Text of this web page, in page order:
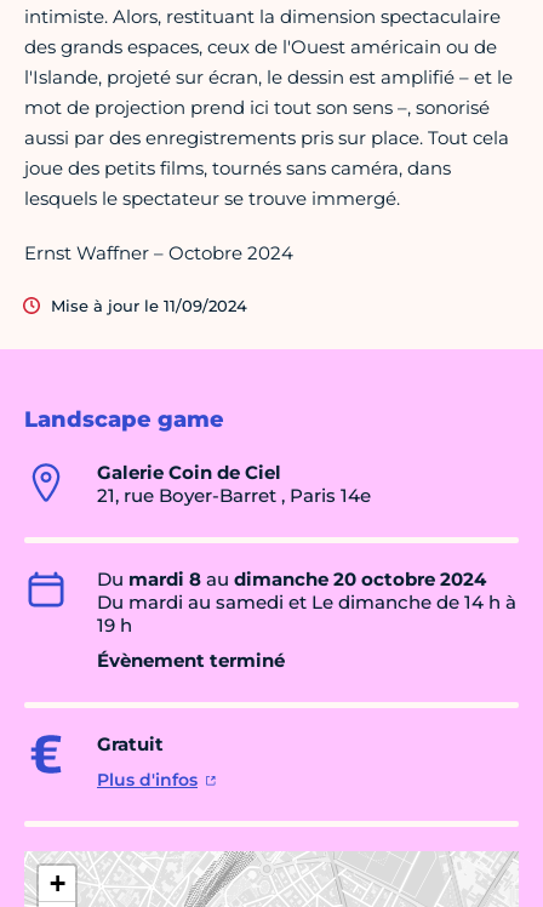
Landscape game
Galerie Coin de Ciel
21, rue Boyer-Barret , Paris 14e
Du mardi 8 au dimanche 20 octobre 2024
Du mardi au samedi et Le dimanche de 14 h à
19 h
Évènement terminé
Gratuit
Plus d'infos
+
intimiste. Alors, restituant la dimension spectaculaire
des grands espaces, ceux de l'Ouest américain ou de
l'Islande, projeté sur écran, le dessin est amplifié – et le
mot de projection prend ici tout son sens –, sonorisé
aussi par des enregistrements pris sur place. Tout cela
joue des petits films, tournés sans caméra, dans
lesquels le spectateur se trouve immergé.
Ernst Waffner – Octobre 2024
Mise à jour le 11/09/2024